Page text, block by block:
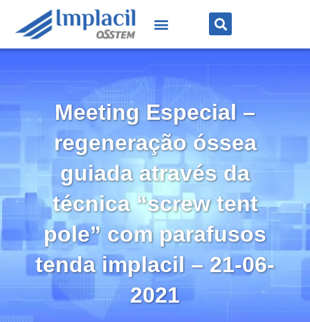
Meeting Especial –
regeneração óssea
guiada através da
técnica “screw tent
pole” com parafusos
tenda implacil – 21-06-
2021